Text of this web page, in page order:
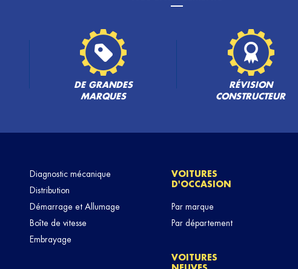
DE GRANDES
MARQUES
RÉVISION
CONSTRUCTEUR
Diagnostic mécanique
Distribution
Démarrage et Allumage
Boîte de vitesse
Embrayage
VOITURES
D'OCCASION
Par marque
Par département
VOITURES